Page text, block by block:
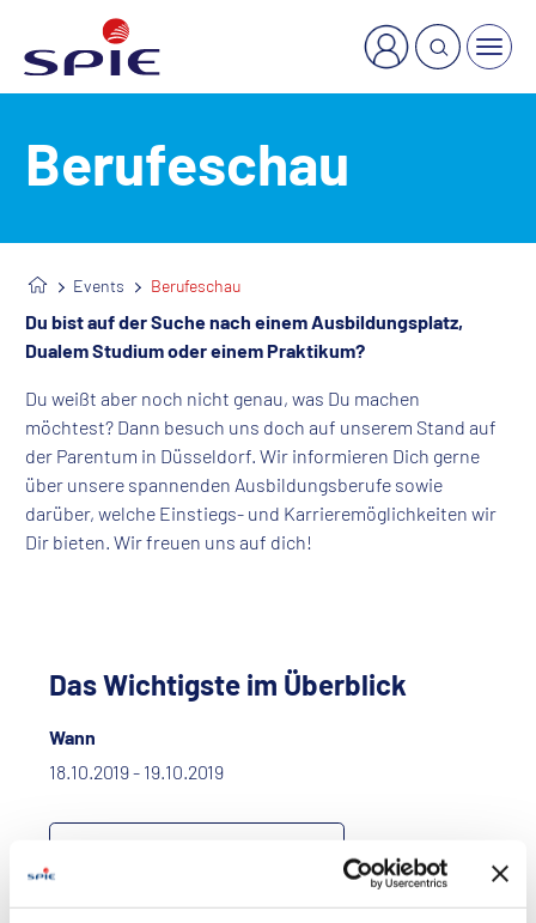
Berufeschau
Events Berufeschau
Du bist auf der Suche nach einem Ausbildungsplatz,
Dualem Studium oder einem Praktikum?
Du weißt aber noch nicht genau, was Du machen
möchtest? Dann besuch uns doch auf unserem Stand auf
der Parentum in Düsseldorf. Wir informieren Dich gerne
über unsere spannenden Ausbildungsberufe sowie
darüber, welche Einstiegs- und Karrieremöglichkeiten wir
Dir bieten. Wir freuen uns auf dich!
Das Wichtigste im Überblick
Wann
18.10.2019 - 19.10.2019